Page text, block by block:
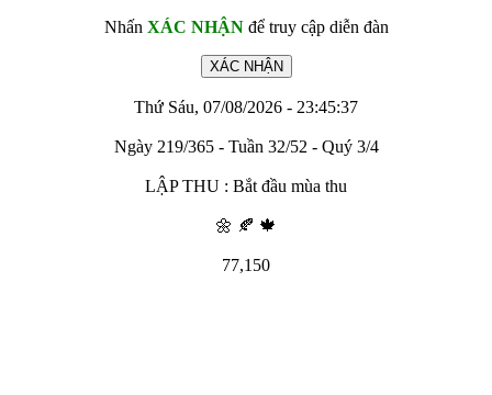
Nhấn XÁC NHẬNđể truy cập diễn đàn
Thứ Sáu, 07/08/2026 - 23:45:37
Ngày 219/365 - Tuần 32/52 - Quý 3/4
LẬP THU : Bắt đầu mùa thu
🌼 🍂 🍁
77,150